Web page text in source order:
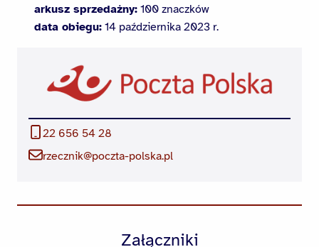
arkusz sprzedażny: 100 znaczków
data obiegu: 14 października 2023 r.
22 656 54 28
rzecznik@poczta-polska.pl
Załączniki